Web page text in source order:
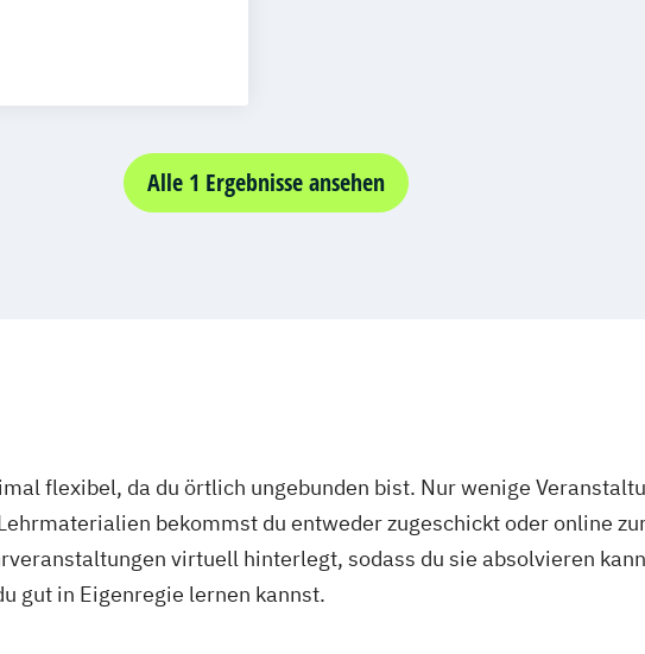
Alle 1 Ergebnisse ansehen
flexibel, da du örtlich ungebunden bist. Nur wenige
bekommst du entweder zugeschickt oder online
virtuell hinterlegt, sodass du sie absolvieren
gut in Eigenregie lernen kannst.